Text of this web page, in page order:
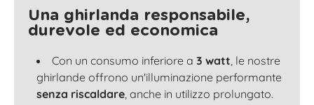
Una ghirlanda responsabile,
durevole ed economica
Con un consumo inferiore a 3 watt , le nostre
ghirlande offrono un'illuminazione performante
senza riscaldare , anche in utilizzo prolungato.